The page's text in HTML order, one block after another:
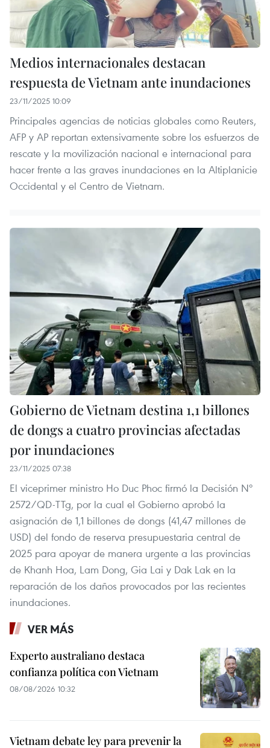
Medios internacionales destacan
respuesta de Vietnam ante inundaciones
23/11/2025 10:09
Principales agencias de noticias globales como Reuters,
AFP y AP reportan extensivamente sobre los esfuerzos de
rescate y la movilización nacional e internacional para
hacer frente a las graves inundaciones en la Altiplanicie
Occidental y el Centro de Vietnam.
Gobierno de Vietnam destina 1,1 billones
de dongs a cuatro provincias afectadas
por inundaciones
23/11/2025 07:38
El viceprimer ministro Ho Duc Phoc firmó la Decisión Nº
2572/QD-TTg, por la cual el Gobierno aprobó la
asignación de 1,1 billones de dongs (41,47 millones de
USD) del fondo de reserva presupuestaria central de
2025 para apoyar de manera urgente a las provincias
de Khanh Hoa, Lam Dong, Gia Lai y Dak Lak en la
reparación de los daños provocados por las recientes
inundaciones.
VER MÁS
Experto australiano destaca
confianza política con Vietnam
08/08/2026 10:32
Vietnam debate ley para prevenir la